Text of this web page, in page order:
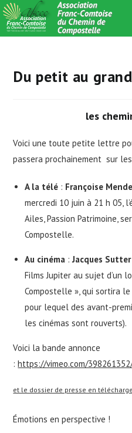
Skip
to
content
Du petit au
les
Voici une toute petite lettre
passera prochainement sur
A la télé : Françoise
mercredi 10 juin à 21 h 05,
Ailes, Passion Patrimoine,
Compostelle.
Au cinéma :Jacques Sutter
Films Jupiter au sujet d’un
Compostelle », qui sortira
pour lequel des avant-
les cinémas sont rouverts).
Voici la bande annonce
:https://vimeo.com/
et le dossier de presse en
Émotions en perspective !